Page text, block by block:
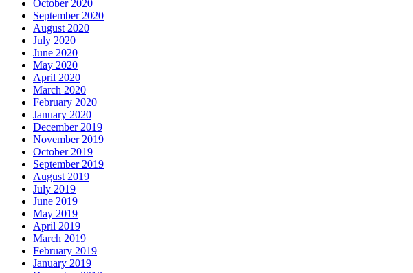
October 2020
September 2020
August 2020
July 2020
June 2020
May 2020
April 2020
March 2020
February 2020
January 2020
December 2019
November 2019
October 2019
September 2019
August 2019
July 2019
June 2019
May 2019
April 2019
March 2019
February 2019
January 2019